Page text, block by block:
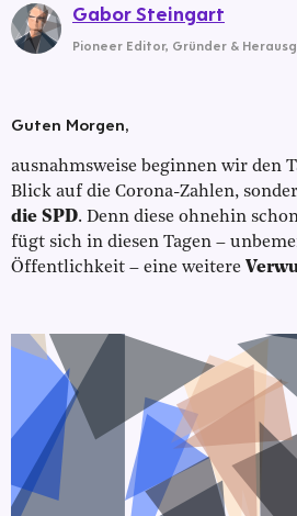
Guten Morgen,
ausnahmsweise beginnen wir den
Blick auf die Corona-Zahlen,
die SPD. Denn diese ohnehin
fügt sich in diesen Tagen –
Öffentlichkeit – eine weitere
Gabor Steingart
Pioneer Editor, Gründer &